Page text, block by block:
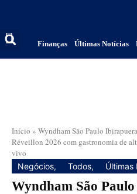
Finanças Últimas Notícias
Início » Wyndham São Paulo
Réveillon 2026 com gastronomia de
vivo
Negócios, Todos, Últimas
Wyndham São